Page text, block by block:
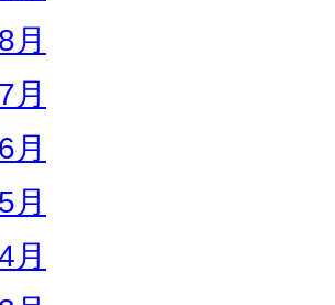
月
月
月
月
月